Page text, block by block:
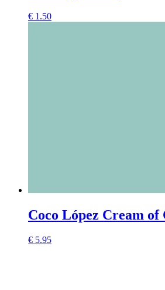
€ 1.50
Coco López Cream of
€ 5.95